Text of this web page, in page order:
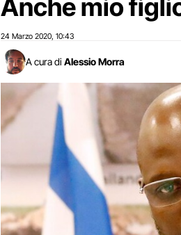
Anche mio
24 Marzo 2020 10:43
A cura di Alessio Morra